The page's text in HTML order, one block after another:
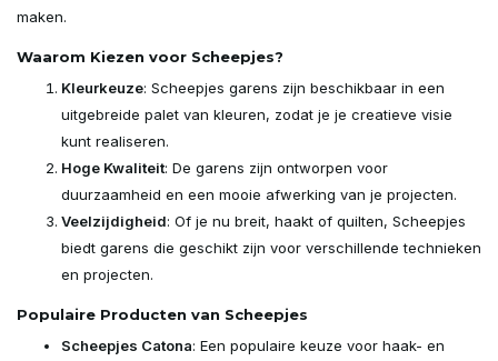
maken.
Waarom Kiezen voor Scheepjes?
Kleurkeuze: Scheepjes garens zijn beschikbaar in een
uitgebreide palet van kleuren, zodat je je creatieve visie
kunt realiseren.
Hoge Kwaliteit: De garens zijn ontworpen voor
duurzaamheid en een mooie afwerking van je projecten.
Veelzijdigheid: Of je nu breit, haakt of quilten, Scheepjes
biedt garens die geschikt zijn voor verschillende technieken
en projecten.
Populaire Producten van Scheepjes
Scheepjes Catona: Een populaire keuze voor haak- en